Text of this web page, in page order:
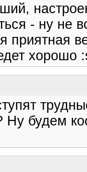
- ну не
приятная
хорошо
Ну будем